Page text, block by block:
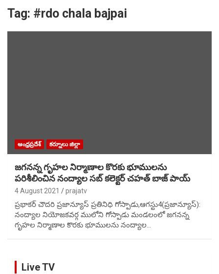
Tag: #rdo chala bajpai
ఆంధ్రప్రదేశ్ కర్నూలు జిల్లా
జగనన్న గృహల నిర్మాణాల కొరకు భూములను
పరిశీలించిన నంద్యాల సబ్ కలెక్టర్ చహత్ బాజ్ పాయ్
4 August 2021 prajatv
ప్రభాకర్ చౌదరి ప్రజాన్యూస్ ప్రతినిధి గోస్పాడు,ఆగస్టు4(ప్రజాన్యూస్):
నంద్యాల నియోజకవర్గ ములోని గోస్పాడు మండలంలో జగనన్న
గృహల నిర్మాణాల కొరకు భూములను నంద్యాల…
Live TV